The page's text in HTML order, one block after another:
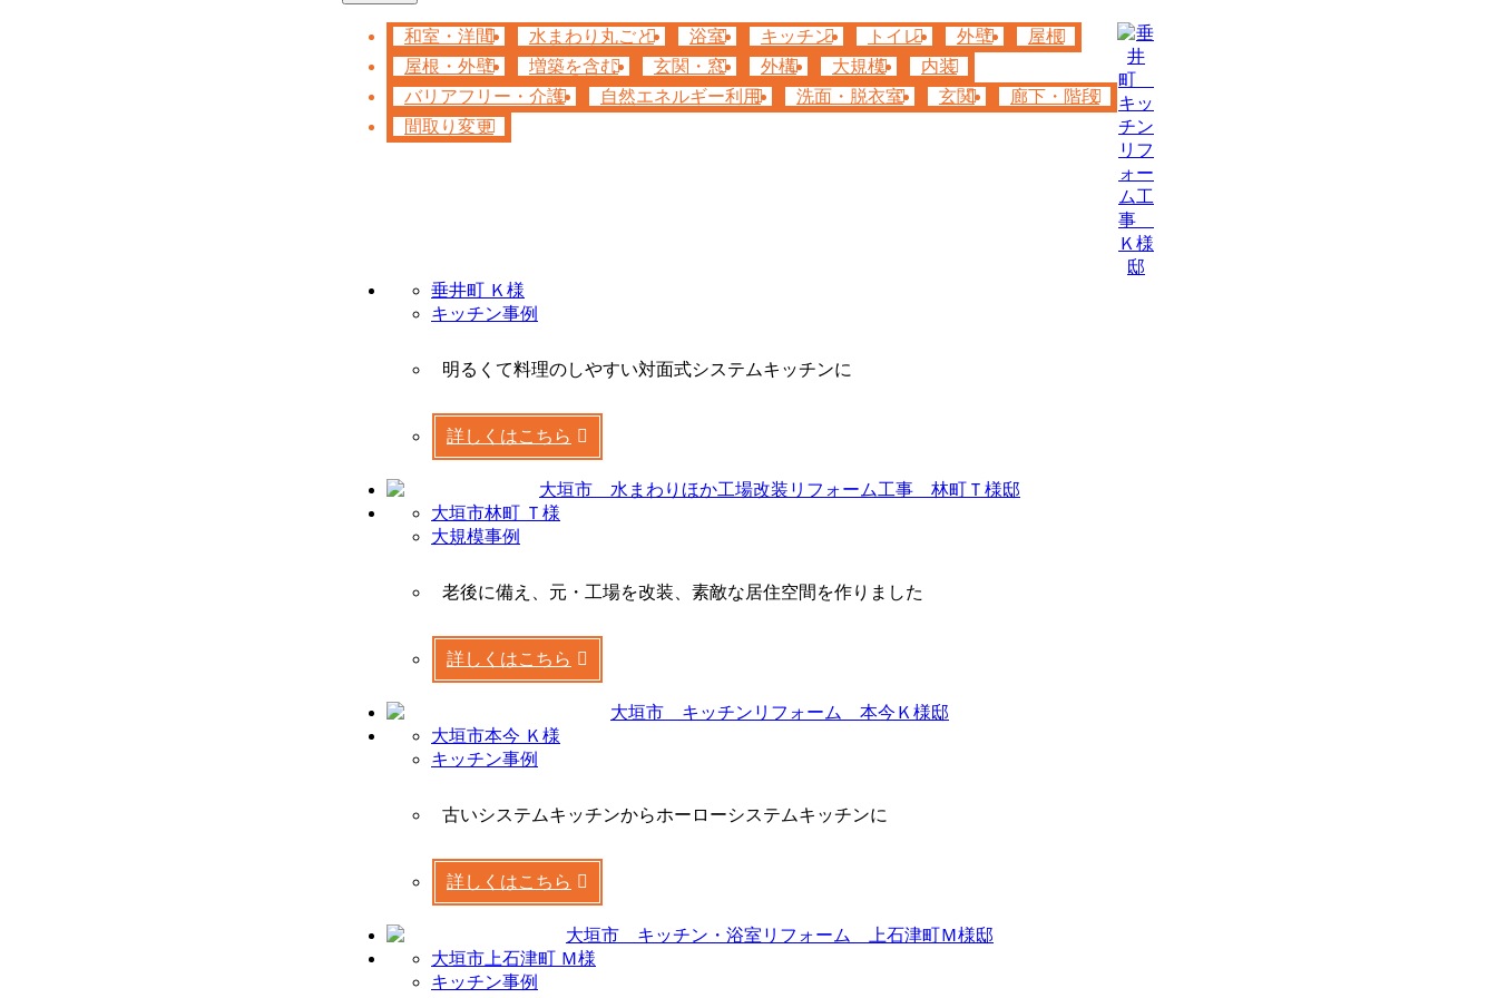
和室・洋間 水まわり丸ごと 浴室 キッチン トイレ 外壁
屋根
屋根・外壁
増築を含む 玄関・窓 外構 大規模
内装
バリアフリー・介護
自然エネルギー利用 洗面・脱衣室 玄関
廊下・階段
間取り変更
垂井町 Ｋ様
キッチン事例
明るくて料理のしやすい対面式システムキッチンに
詳しくはこちら
大垣市林町 Ｔ様
大規模事例
老後に備え、元・工場を改装、素敵な居住空間を作りました
詳しくはこちら
大垣市本今 Ｋ様
キッチン事例
古いシステムキッチンからホーローシステムキッチンに
詳しくはこちら
大垣市上石津町 Ｍ様
キッチン事例